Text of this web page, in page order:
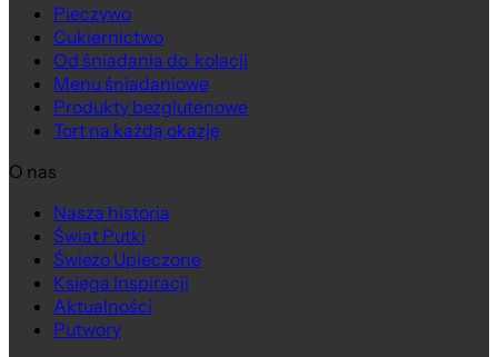
Pieczywo
Cukiernictwo
Od śniadania do kolacji
Menu śniadaniowe
Produkty bezglutenowe
Tort na każdą okazję
O nas
Nasza historia
Świat Putki
Świeżo Upieczone
Księga Inspiracji
Aktualności
Putwory